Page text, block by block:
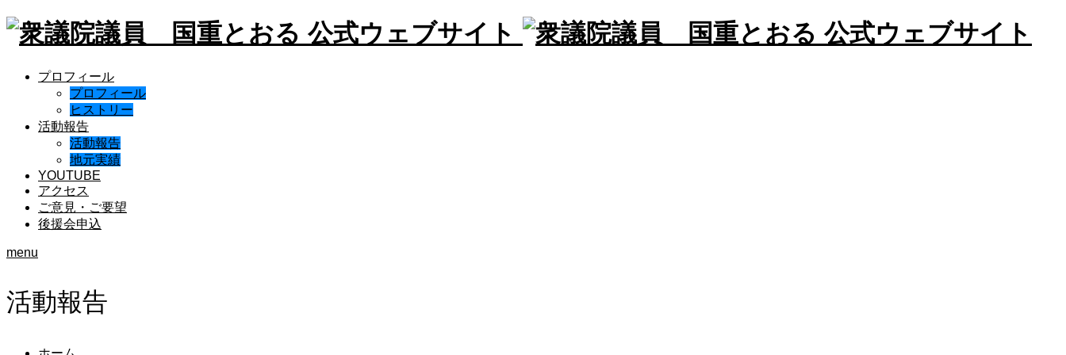
プロフィール
プロフィール
ヒストリー
活動報告
活動報告
地元実績
YOUTUBE
アクセス
ご意見・ご要望
後援会申込
menu
活動報告